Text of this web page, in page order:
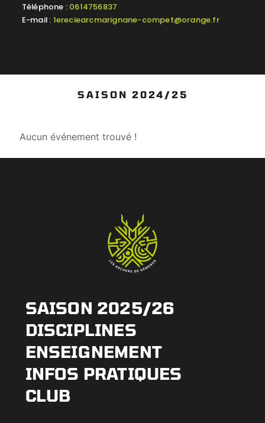
Téléphone : 0614756837
E-mail : 1ereciearcmarignane-compet@orange.fr
SAISON 2024/25
Aucun événement trouvé !
SAISON 2025/26
DISCIPLINES
ENSEIGNEMENT
INFOS PRATIQUES
CLUB